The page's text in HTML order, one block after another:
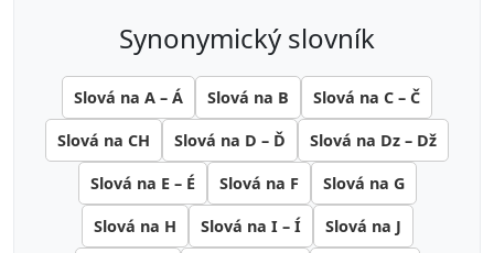
synonymický slovník
Slová na A – Á Slová na B Slová na C – Č
Slová na CH Slová na D – Ď Slová na Dz – Dž
Slová na E – É Slová na F Slová na G
Slová na H Slová na I – Í Slová na J